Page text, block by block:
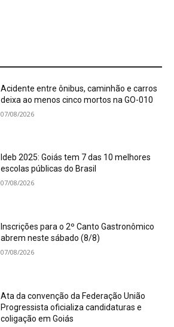
Acidente entre ônibus, caminhão e carros
deixa ao menos cinco mortos na GO-010
07/08/2026
Ideb 2025: Goiás tem 7 das 10 melhores
escolas públicas do Brasil
07/08/2026
Inscrições para o 2º Canto Gastronômico
abrem neste sábado (8/8)
07/08/2026
Ata da convenção da Federação União
Progressista oficializa candidaturas e
coligação em Goiás